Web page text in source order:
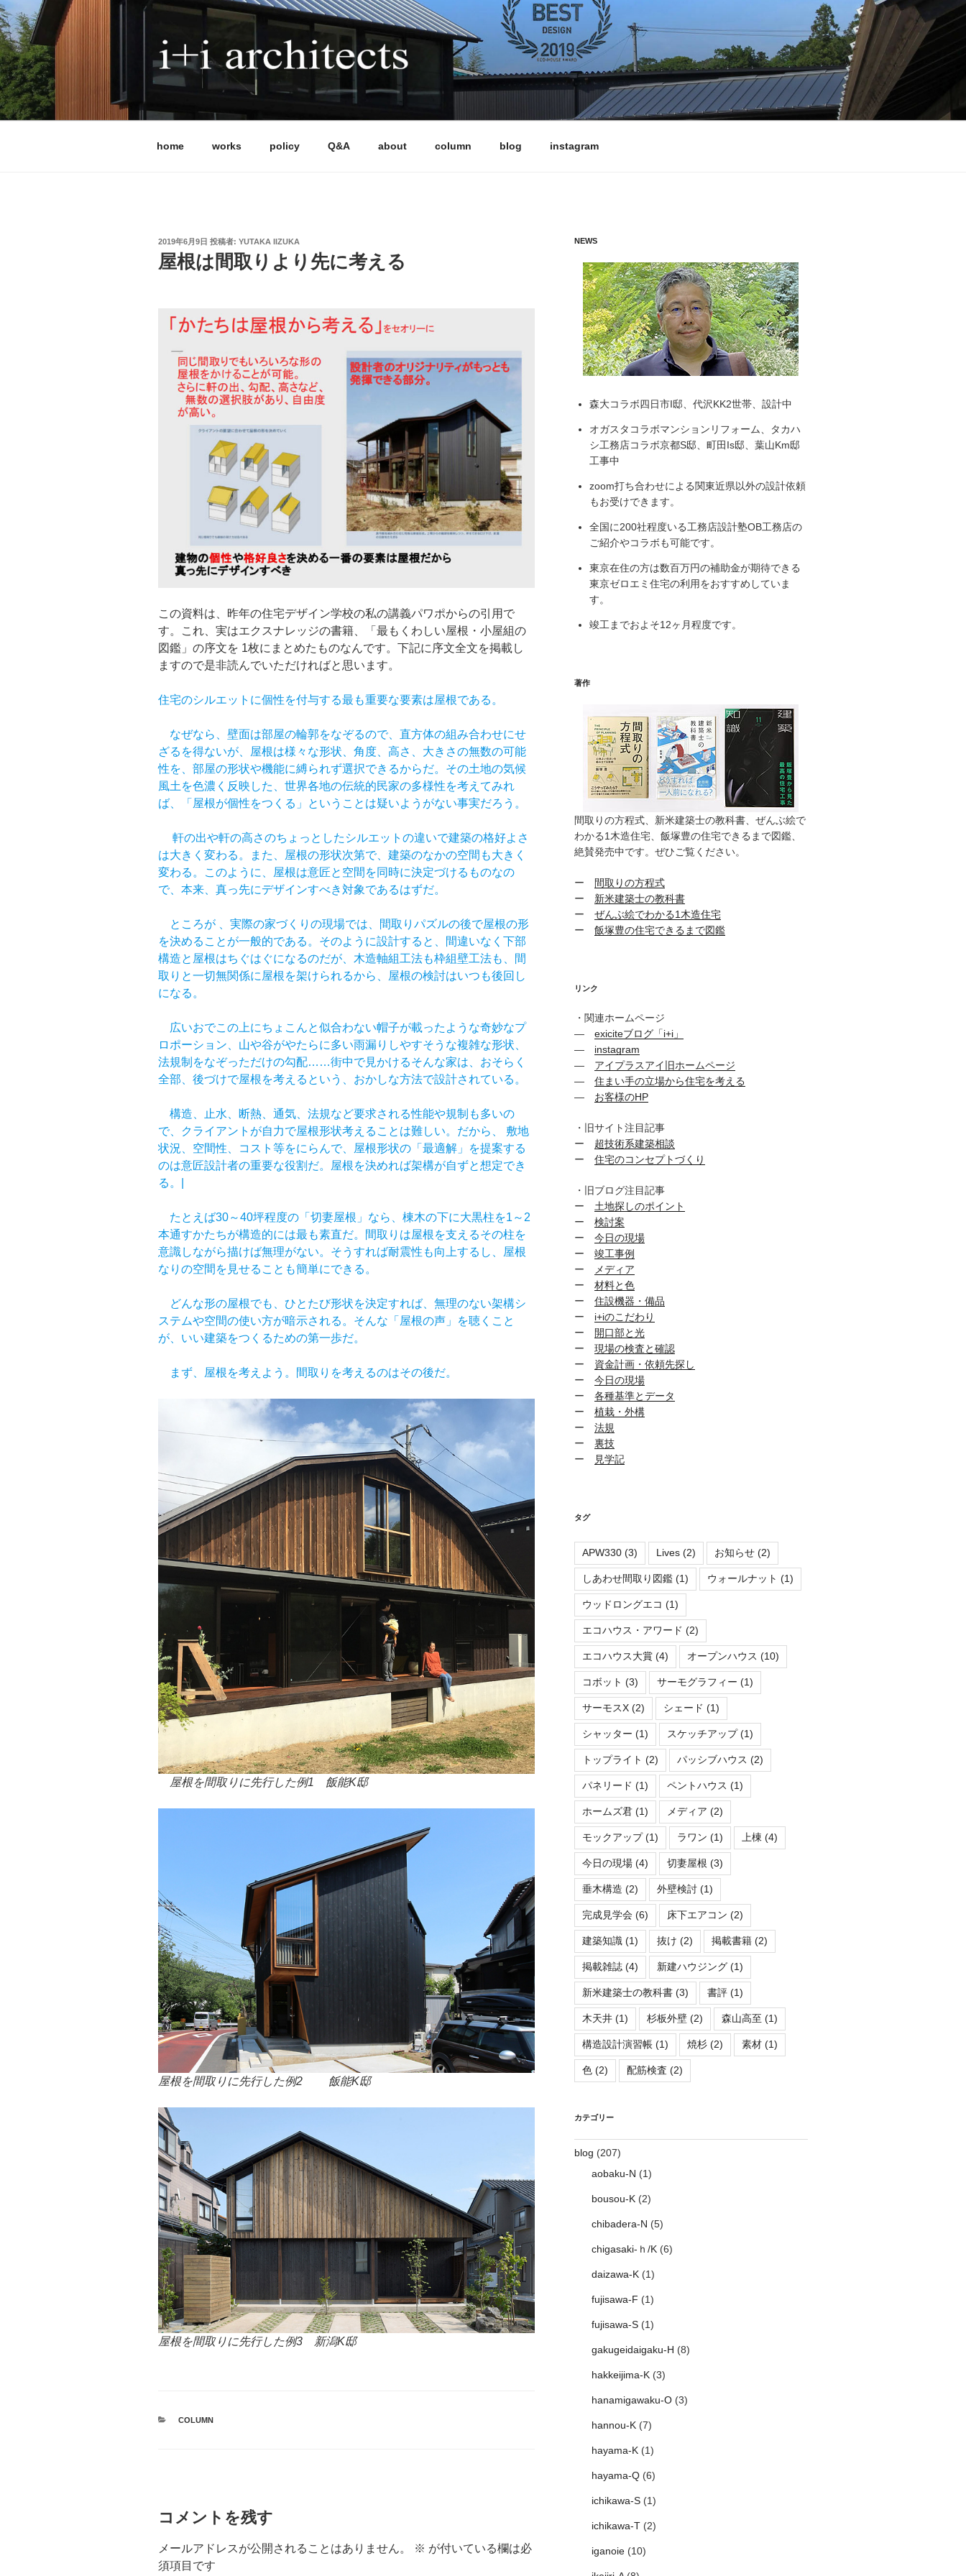
コ
ン
テ
ン
ツ
へ
ス
I+I ARCHITECTS
アイプラスアイ設計事務所は、多様な条件下でも「高性能」と「魅力的なデザイン」を両立させる、木造住宅に特化した設計事務所
です。 これまで全国で120軒以上の住宅を設計監理してきました。気候風土、日当たり、敷地形状、地形、眺望、世帯構成、付帯機
ではなく、屋根や中間領域から住まい全体の成り立ちを考える設計手法により、風景となる建築、環境と一体となった快適な空間を
home works policy Q&A about column blog instagram
投
稿
日:
2019年6月9日 投稿者: YUTAKA IIZUKA
屋根は間取りより先に考える
この資料は、昨年の住宅デザイン学校の私の講義パワポからの引用で
す。これ、実はエクスナレッジの書籍、「最もくわしい屋根・小屋組の
図鑑」の序文を 1枚にまとめたものなんです。下記に序文全文を掲載し
ますので是非読んでいただければと思います。
住宅のシルエットに個性を付与する最も重要な要素は屋根である。
なぜなら、壁面は部屋の輪郭をなぞるので、直方体の組み合わせにせ
ざるを得ないが、屋根は様々な形状、角度、高さ、大きさの無数の可能
性を、部屋の形状や機能に縛られず選択できるからだ。その土地の気候
風土を色濃く反映した、世界各地の伝統的民家の多様性を考えてみれ
ば、「屋根が個性をつくる」ということは疑いようがない事実だろう。
軒の出や軒の高さのちょっとしたシルエットの違いで建築の格好よさ
は大きく変わる。また、屋根の形状次第で、建築のなかの空間も大きく
変わる。このように、屋根は意匠と空間を同時に決定づけるものなの
で、本来、真っ先にデザインすべき対象であるはずだ。
ところが 、実際の家づくりの現場では、間取りパズルの後で屋根の形
を決めることが一般的である。そのように設計すると、間違いなく下部
構造と屋根はちぐはぐになるのだが、木造軸組工法も枠組壁工法も、間
取りと一切無関係に屋根を架けられるから、屋根の検討はいつも後回し
になる。
広いおでこの上にちょこんと似合わない帽子が載ったような奇妙なプ
ロポーション、山や谷がやたらに多い雨漏りしやすそうな複雑な形状、
法規制をなぞっただけの勾配……街中で見かけるそんな家は、おそらく
全部、後づけで屋根を考えるという、おかしな方法で設計されている。
構造、止水、断熱、通気、法規など要求される性能や規制も多いの
で、クライアントが自力で屋根形状考えることは難しい。だから、 敷地
状況、空間性、コスト等をにらんで、屋根形状の「最適解」を提案する
のは意匠設計者の重要な役割だ。屋根を決めれば架構が自ずと想定でき
る。|
たとえば30～40坪程度の「切妻屋根」なら、棟木の下に大黒柱を1～2
本通すかたちが構造的には最も素直だ。間取りは屋根を支えるその柱を
意識しながら描けば無理がない。そうすれば耐震性も向上するし、屋根
なりの空間を見せることも簡単にできる。
どんな形の屋根でも、ひとたび形状を決定すれば、無理のない架構シ
ステムや空間の使い方が暗示される。そんな「屋根の声」を聴くこと
が、いい建築をつくるための第一歩だ。
まず、屋根を考えよう。間取りを考えるのはその後だ。
屋根を間取りに先行した例1 飯能K邸
屋根を間取りに先行した例2 飯能K邸
屋根を間取りに先行した例3 新潟K邸
カ
COLUMN
コメントを残す
メールアドレスが公開されることはありません。 ※ が付いている欄は必
須項目です
NEWS
森大コラボ四日市I邸、代沢KK2世帯、設計中
オガスタコラボマンションリフォーム、タカハ
シ工務店コラボ京都S邸、町田Is邸、葉山Km邸
工事中
zoom打ち合わせによる関東近県以外の設計依頼
もお受けできます。
全国に200社程度いる工務店設計塾OB工務店の
ご紹介やコラボも可能です。
東京在住の方は数百万円の補助金が期待できる
東京ゼロエミ住宅の利用をおすすめしていま
す。
竣工までおよそ12ヶ月程度です。
著作
間取りの方程式、新米建築士の教科書、ぜんぶ絵で
わかる1木造住宅、飯塚豊の住宅できるまで図鑑、
絶賛発売中です。ぜひご覧ください。
ー 間取りの方程式
ー 新米建築士の教科書
ー ぜんぶ絵でわかる1木造住宅
ー 飯塚豊の住宅できるまで図鑑
リンク
・関連ホームページ
― exiciteブログ「i+i」
― instagram
― アイプラスアイ旧ホームページ
― 住まい手の立場から住宅を考える
― お客様のHP
・旧サイト注目記事
ー 超技術系建築相談
ー 住宅のコンセプトづくり
・旧ブログ注目記事
ー 土地探しのポイント
ー 検討案
ー 今日の現場
ー 竣工事例
ー
メディア
ー 材料と色
ー 住設機器・備品
ー i+iのこだわり
ー 開口部と光
ー 現場の検査と確認
ー 資金計画・依頼先探し
ー 今日の現場
ー 各種基準とデータ
ー 植栽・外構
ー 法規
ー 裏技
ー
見学記
タグ
APW330(3) Lives(2) お知らせ(2)
しあわせ間取り図鑑(1) ウォールナット (1)
ウッドロングエコ (1)
エコハウス・アワード (2)
エコハウス大賞(4) オープンハウス (10)
コボット (3) サーモグラフィー (1)
サーモスX(2) シェード (1)
シャッター (1) スケッチアップ(1)
トップライト (2) パッシブハウス (2)
パネリード (1) ペントハウス (1)
ホームズ君(1) メディア (2)
モックアップ(1) ラワン (1) 上棟 (4)
今日の現場(4) 切妻屋根 (3)
垂木構造 (2) 外壁検討(1)
完成見学会(6) 床下エアコン (2)
建築知識(1) 抜け (2) 掲載書籍(2)
掲載雑誌(4) 新建ハウジング(1)
新米建築士の教科書(3) 書評(1)
木天井(1) 杉板外壁(2) 森山高至 (1)
構造設計演習帳(1) 焼杉(2) 素材(1)
色(2) 配筋検査 (2)
カテゴリー
blog (207)
aobaku-N (1)
bousou-K(2)
chibadera-N (5)
chigasaki-ｈ/K(6)
daizawa-K(1)
fujisawa-F (1)
fujisawa-S(1)
gakugeidaigaku-H (8)
hakkeijima-K(3)
hanamigawaku-O(3)
hannou-K(7)
hayama-K(1)
hayama-Q(6)
ichikawa-S(1)
ichikawa-T(2)
iganoie(10)